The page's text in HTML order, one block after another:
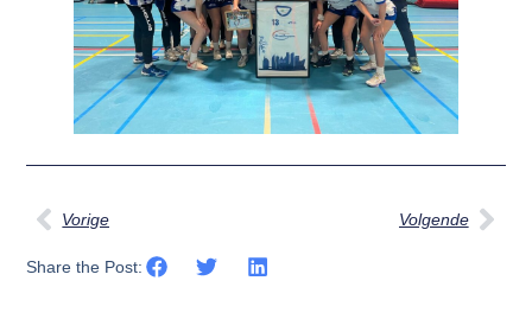
Vorige Volgende
Share the Post: